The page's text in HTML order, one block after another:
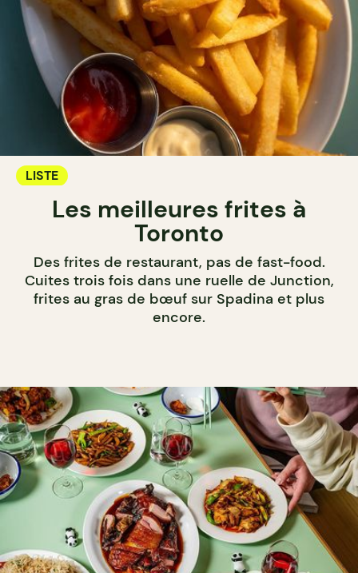
LISTE
Les meilleures frites à
Toronto
Des frites de restaurant, pas de fast-food.
Cuites trois fois dans une ruelle de Junction,
frites au gras de bœuf sur Spadina et plus
encore.